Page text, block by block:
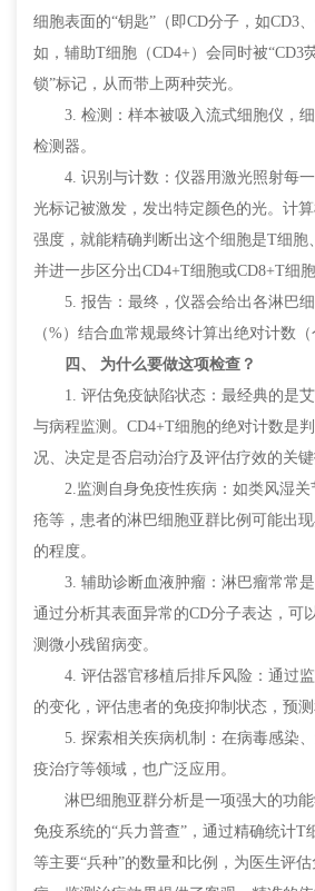
细胞表面的“钥匙”（即CD分子，如CD3
如，辅助T细胞（CD4+）会同时被“CD3
锁”标记，从而带上两种荧光。
3. 检测：样本被吸入流式细胞仪，细
检测器。
4. 识别与计数：仪器用激光照射每一
光标记被激发，发出特定颜色的光。计
强度，就能精确判断出这个细胞是T细胞
并进一步区分出CD4+T细胞或CD8+T细胞
5. 报告：最终，仪器会给出各淋巴细
（%）结合血常规最终计算出绝对计数（
四、 为什么要做这项检查？
1. 评估免疫缺陷状态：最经典的是艾
与病程监测。CD4+T细胞的绝对计数是
况、决定是否启动治疗及评估疗效的关键
2.监测自身免疫性疾病：如类风湿关
疮等，患者的淋巴细胞亚群比例可能出
的程度。
3. 辅助诊断血液肿瘤：淋巴瘤常常是
通过分析其表面异常的CD分子表达，可
测微小残留病变。
4. 评估器官移植后排斥风险：通过监
的变化，评估患者的免疫抑制状态，预测
5. 探索相关疾病机制：在病毒感染、
疫治疗等领域，也广泛应用。
淋巴细胞亚群分析是一项强大的功能
免疫系统的“兵力普查”，通过精确统计T
等主要“兵种”的数量和比例，为医生评